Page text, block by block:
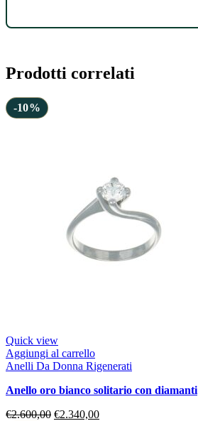
Prodotti correlati
-10%
Quick view
Aggiungi al carrello
Anelli Da Donna Rigenerati
anello oro bianco solitario con diamanti
€2.600,00 €2.340,00